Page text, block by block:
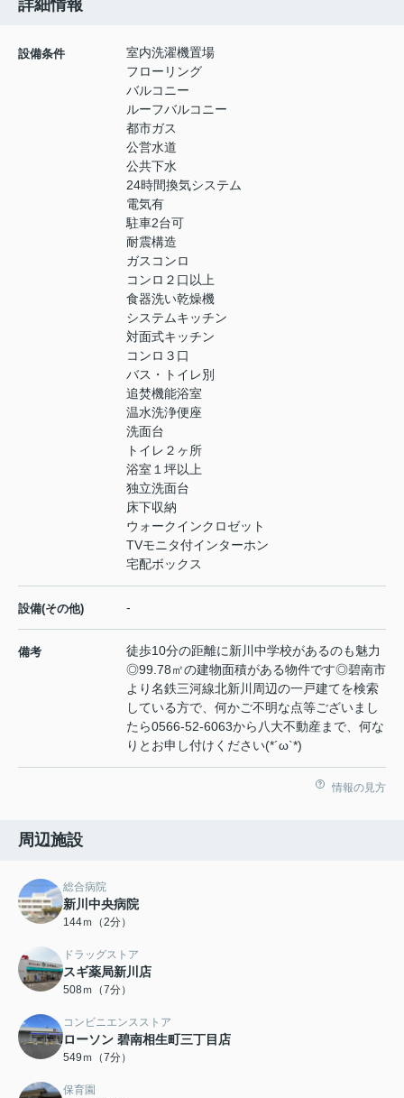
詳細情報
設備条件
室内洗濯機置場
フローリング
バルコニー
ルーフバルコニー
都市ガス
公営水道
公共下水
24時間換気システム
電気有
駐車2台可
耐震構造
ガスコンロ
コンロ２口以上
食器洗い乾燥機
システムキッチン
対面式キッチン
コンロ３口
バス・トイレ別
追焚機能浴室
温水洗浄便座
洗面台
トイレ２ヶ所
浴室１坪以上
独立洗面台
床下収納
ウォークインクロゼット
TVモニタ付インターホン
宅配ボックス
設備(その他) -
備考
徒歩10分の距離に新川中学校があるのも魅力
◎99.78㎡の建物面積がある物件です◎碧南市
より名鉄三河線北新川周辺の一戸建てを検索
している方で、何かご不明な点等ございまし
たら0566-52-6063から八大不動産まで、何な
りとお申し付けください(*´ω`*)
情報の見方
周辺施設
総合病院
新川中央病院
144ｍ（2分）
ドラッグストア
スギ薬局新川店
508ｍ（7分）
コンビニエンスストア
ローソン 碧南相生町三丁目店
549ｍ（7分）
保育園